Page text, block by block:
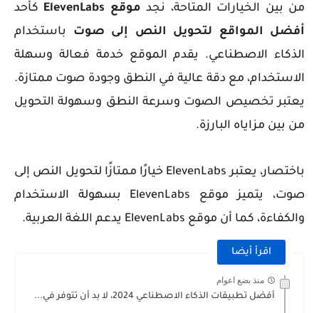
من بين الخيارات المتاحة، نجد موقع ElevenLabs
كأحد
أفضل المواقع لتحويل النص إلى صوت باستخدام
الذكاء الاصطناعي. يقدم الموقع خدمة فعالة وسهلة
الاستخدام، مع دقة عالية في النطق وجودة صوت ممتازة.
يعتبر تخصيص الصوت وسرعة النطق وسهولة التحويل
من بين مزاياه البارزة.
باختصار، يعتبر ElevenLabs خيارًا ممتازًا لتحويل النص إلى
صوت، يتميز موقع ElevenLabs بسهولة الاستخدام
والكفاءة، كما أن موقع ElevenLabs يدعم اللغة العربية.
اقرأ أيضا
منذ بضع اعوام
أفضل تطبيقات الذكاء الاصطناعي 2024، لا بد أن تتوفر في...